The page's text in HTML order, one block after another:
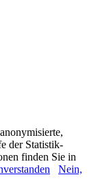
der Statistik-
finden Sie in
Nein,